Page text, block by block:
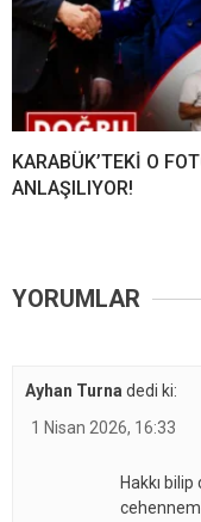
KARABÜK’TEKİ O
ANLAŞILIYOR!
YORUMLAR
Ayhan Turna dedi ki:
1 Nisan 2026, 16:33
Hakkı